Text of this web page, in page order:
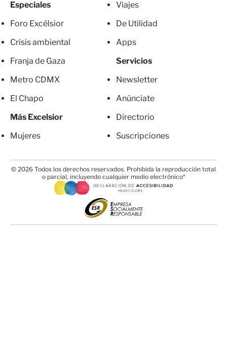
Especiales
Foro Excélsior
Crisis ambiental
Franja de Gaza
Metro CDMX
El Chapo
Más Excelsior
Mujeres
Viajes
De Utilidad
Apps
Servicios
Newsletter
Anúnciate
Directorio
Suscripciones
© 2026 Todos los derechos reservados. Prohibida la reproducción total
o parcial, incluyendo cualquier medio electrónico*